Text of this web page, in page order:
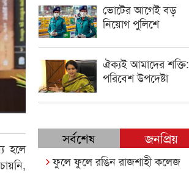
হলে
ভোটের আগেই বড়
নিয়োগ পুলিশে
ঐক্যই আমাদের শক্তি:
পরিবেশ উপদেষ্টা
সর্বশেষ জনপ্রিয়
ফুলে ফুলে রঙিন রাজশাহী কলেজ